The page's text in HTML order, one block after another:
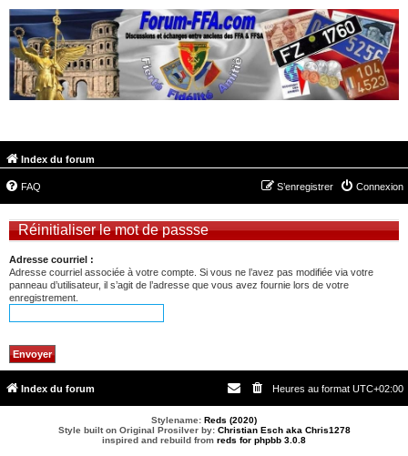
Index du forum
FAQ Connexion
S’enregistrer
Réinitialiser le mot de passse
Adresse courriel :
Adresse courriel associée à votre compte. Si vous ne l’avez pas modifiée via votre
panneau d’utilisateur, il s’agit de l’adresse que vous avez fournie lors de votre
enregistrement.
Index du forum Heures au format UTC+02:00
Stylename: Reds (2020)
Style built on Original Prosilver by: Christian Esch aka Chris1278
inspired and rebuild from reds for phpbb 3.0.8